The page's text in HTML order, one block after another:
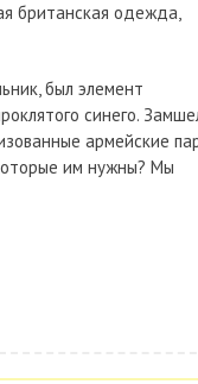
британская одежда,
был элемент
синего.
армейские
им нужны? Мы